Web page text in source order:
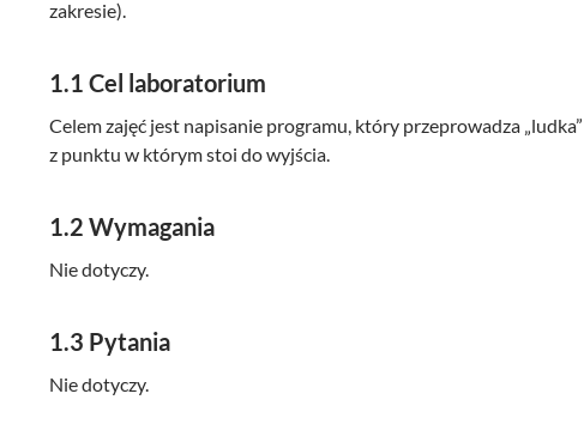
zakresie).
1.1 Cel laboratorium
Celem zajęć jest napisanie programu, który przeprowadza „ludka”
z punktu w którym stoi do wyjścia.
1.2 Wymagania
Nie dotyczy.
1.3 Pytania
Nie dotyczy.